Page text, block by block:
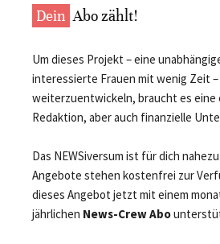
Dein Abo zählt!
Um dieses Projekt – eine
interessierte Frauen mit wenig Zeit
weiterzuentwickeln, braucht es eine
Redaktion, aber auch finanzielle
Das NEWSiversum ist für dich
Angebote stehen kostenfrei zur
dieses Angebot jetzt mit einem
jährlichen News-Crew Abo